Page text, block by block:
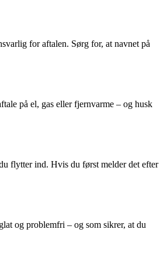
for aftalen. Sørg for, at navnet på
på el, gas eller fjernvarme – og husk
flytter ind. Hvis du først melder det efter
og problemfri – og som sikrer, at du